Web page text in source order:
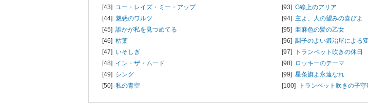
[43] ユー・レイズ・ミー・アップ
[44] 魅惑のワルツ
[45] 誰かが私を見つめてる
[46] 枯葉
[47] いそしぎ
[48] イン・ザ・ムード
[49] シング
[50] 私の青空
[93] G線上のアリア
[94] 主よ、人の望みの喜びよ
[95] 亜麻色の髪の乙女
[96] 調子のよい鍛冶屋による
[97]
トランペット吹きの休日
[98] ロッキーのテーマ
[99] 星条旗よ永遠なれ
[100]
トランペット吹きの子守